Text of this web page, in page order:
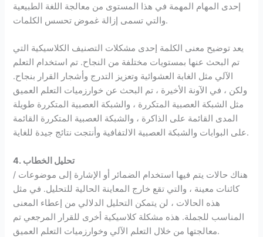
إحدى المهام المهمة في هذا المستوى من معالجة اللغة الطبيعية
والتي تسمى إزالة غموض تحسس الكلمات.
يعد توضيح معنى الكلمة إحدى مشكلات التصنيف الكلاسيكية التي
تم البحث عنها بمستويات مختلفة من النجاح. تم استخدام التعلم
الآلي مثل الغابة العشوائية وتعزيز التدرج وأشجار القرار بنجاح.
ولكن ، في الآونة الأخيرة ، تم البحث عن خوارزميات التعلم العميق
مثل الشبكة العصبية المتكررة ، والشبكة العصبية المتكررة طويلة
المدى القائمة على الذاكرة ، والشبكة العصبية المتكررة القائمة
على البوابات والشبكة العصبية الالتفافية وأنتجت نتائج جيدة للغاية.
4. تحليل الخطاب
هناك حالات يتم فيها استخدام الضمائر أو الإشارة إلى موضوعات /
كائنات معينة ، والتي تقع خارج المعاينة الحالية للتحليل. في مثل
هذه الحالات ، لن يتمكن التحليل الدلالي من إعطاء المعنى
المناسب للجملة. هذه مشكلة كلاسيكية أخرى للقرار المرجعي تم
معالجتها من خلال التعلم الآلي وخوارزميات التعلم العميق.